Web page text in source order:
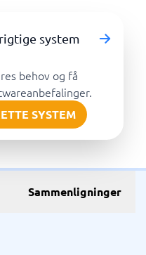
system
behov og få
SYSTEM
Sammenligninger